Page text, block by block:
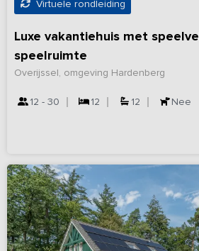
Virtuele rondleiding
Luxe vakantiehuis met
speelruimte
Overijssel, omgeving Hardenberg
12 - 30 12 12 Nee